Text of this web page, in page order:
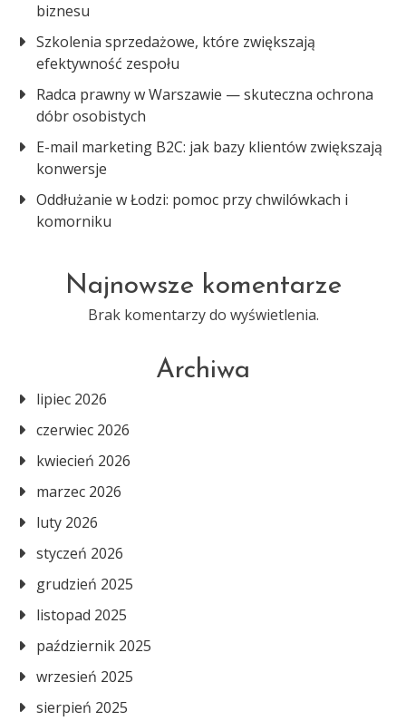
biznesu
Szkolenia sprzedażowe, które zwiększają
efektywność zespołu
Radca prawny w Warszawie — skuteczna ochrona
dóbr osobistych
E-mail marketing B2C: jak bazy klientów zwiększają
konwersje
Oddłużanie w Łodzi: pomoc przy chwilówkach i
komorniku
Najnowsze komentarze
Brak komentarzy do wyświetlenia.
Archiwa
lipiec 2026
czerwiec 2026
kwiecień 2026
marzec 2026
luty 2026
styczeń 2026
grudzień 2025
listopad 2025
październik 2025
wrzesień 2025
sierpień 2025